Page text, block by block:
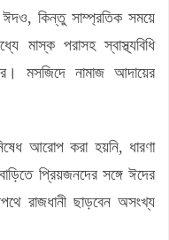
ঈদও, কিন্তু সাম্প্রতিক সময়ে
মাস্ক পরাসহ স্বাস্থ্যবিধি
মসজিদে নামাজ আদায়ের
আরোপ করা হয়নি, ধারণা
প্রিয়জনদের সঙ্গে ঈদের
রাজধানী ছাড়বেন অসংখ্য